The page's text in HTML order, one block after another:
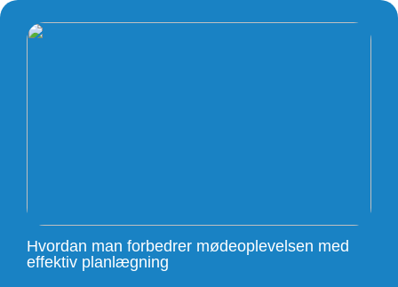
Hvordan man forbedrer mødeoplevelsen med
effektiv planlægning